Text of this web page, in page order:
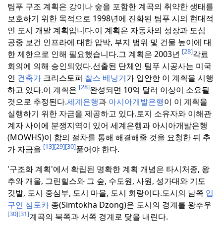
팀푸 구조 계획은 강이나 숲을 포함한 계곡의 취약한 생태를
보호하기 위한 목적으로 1998년에 진화된 팀푸 시의 현대적
인 도시 개발 계획입니다.이 계획은 자동차의 성장과 도심
공중 보건 인프라에 대한 압박, 부지 범위 및 건물 높이에 대
한 제한으로 인해 필요했습니다.그 계획은 2003년 [28]각료
회의에 의해 승인되었다.선출된 단체인 팀푸 시공사는 미국
인 건축가 크리스토퍼 찰스 베닝거가 입안한 이 계획을 시행
하고 있다.이 계획은 [28]완성되면 10억 달러 이상이 소요될
것으로 추정된다.세계은행과 아시아개발은행이 이 계획을
실행하기 위한 자금을 제공하고 있다.토지 소유자와 이해관
계자 사이에 분쟁지역이 있어 세계은행과 아시아개발은행
(MOWHS)이 합의 절차를 통해 해결해줄 것을 요청한 뒤 추
가 자금을 [13][29][30]풀어야 한다.
'구조화 계획'에서 확립된 명확한 계획 개념은 타시처종, 왕
추와 개울, 그린힐스와 그 숲, 수도원, 사원, 성가대와 기도
깃발, 도시 중심부, 도시 마을, 도시 회랑이다.도시의 남쪽 입
구인 심토카 종(Simtokha Dzong)은 도시의 경계를 왕추우
[30][31]계곡의 북쪽과 서쪽 경계로 닻을 내린다.